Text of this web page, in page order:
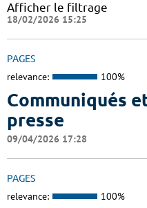
Afficher le filtrage
18/02/2026 15:25
PAGES
relevance: 100%
Communiqués
presse
09/04/2026 17:28
PAGES
relevance: 100%